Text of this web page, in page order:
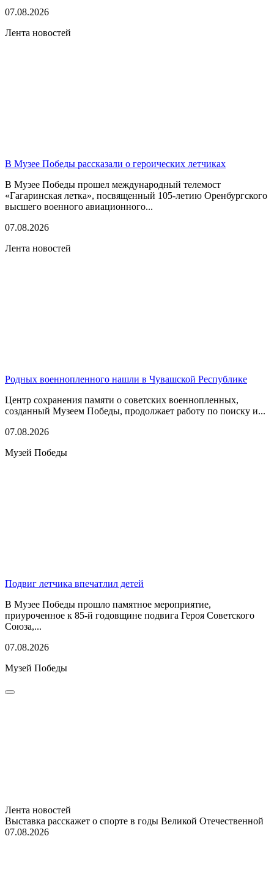
07.08.2026
Лента новостей
В Музее Победы рассказали о героических летчиках
В Музее Победы прошел международный телемост
«Гагаринская летка», посвященный 105-летию Оренбургского
высшего военного авиационного...
07.08.2026
Лента новостей
Родных военнопленного нашли в Чувашской Республике
Центр сохранения памяти о советских военнопленных,
созданный Музеем Победы, продолжает работу по поиску и...
07.08.2026
Музей Победы
Подвиг летчика впечатлил детей
В Музее Победы прошло памятное мероприятие,
приуроченное к 85-й годовщине подвига Героя Советского
Союза,...
07.08.2026
Музей Победы
Лента новостей
Выставка расскажет о спорте в годы Великой Отечественной
07.08.2026